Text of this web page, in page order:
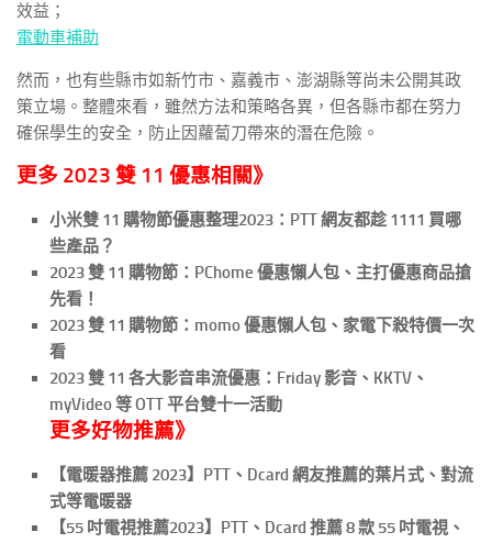
效益；
電動車補助
然而，也有些縣市如新竹市、嘉義市、澎湖縣等尚未公開其政
策立場。整體來看，雖然方法和策略各異，但各縣市都在努力
確保學生的安全，防止因蘿蔔刀帶來的潛在危險。
更多 2023 雙 11 優惠相關》
小米雙 11 購物節優惠整理2023：PTT 網友都趁 1111 買哪
些產品？
2023 雙 11 購物節：PChome 優惠懶人包、主打優惠商品搶
先看！
2023 雙 11 購物節：momo 優惠懶人包、家電下殺特價一次
看
2023 雙 11 各大影音串流優惠：Friday 影音、KKTV、
myVideo 等 OTT 平台雙十一活動
更多好物推薦》
【電暖器推薦 2023】PTT、Dcard 網友推薦的葉片式、對流
式等電暖器
【55 吋電視推薦2023】PTT、Dcard 推薦 8 款 55 吋電視、